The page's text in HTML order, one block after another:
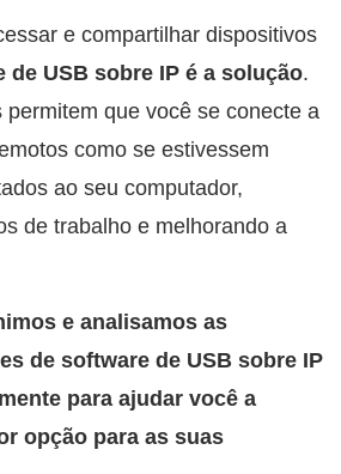
e compartilhar dispositivos
de USB sobre IP é a solução.
permitem que você se conecte a
como se estivessem
ao seu computador,
de trabalho e melhorando a
e analisamos as
de software de USB sobre IP
para ajudar você a
opção para as suas